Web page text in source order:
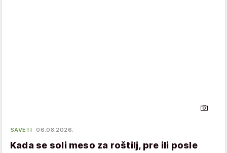
SAVETI 06.08.2026.
Kada se soli meso za roštilj, pre ili posle